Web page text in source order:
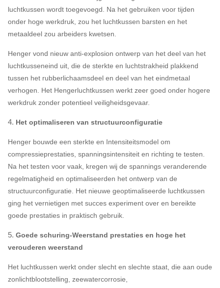
luchtkussen wordt toegevoegd. Na het gebruiken voor tijden
onder hoge werkdruk, zou het luchtkussen barsten en het
metaaldeel zou arbeiders kwetsen.
Henger vond nieuw anti-explosion ontwerp van het deel van het
luchtkusseneind uit, die de sterkte en luchtstrakheid plakkend
tussen het rubberlichaamsdeel en deel van het eindmetaal
verhogen. Het Hengerluchtkussen werkt zeer goed onder hogere
werkdruk zonder potentieel veiligheidsgevaar.
4. Het optimaliseren van structuurconfiguratie
Henger bouwde een sterkte en Intensiteitsmodel om
compressieprestaties, spanningsintensiteit en richting te testen.
Na het testen voor vaak, kregen wij de spannings veranderende
regelmatigheid en optimaliseerden het ontwerp van de
structuurconfiguratie. Het nieuwe geoptimaliseerde luchtkussen
ging het vernietigen met succes experiment over en bereikte
goede prestaties in praktisch gebruik.
5. Goede schuring-Weerstand prestaties en hoge het
verouderen weerstand
Het luchtkussen werkt onder slecht en slechte staat, die aan oude
zonlichtblootstelling, zeewatercorrosie,